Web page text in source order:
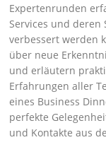
Expertenrunden
Services und
verbessert werden
über neue
und er­läutern
Erfahrungen aller
eines Business
perfekte
und Kontakte aus